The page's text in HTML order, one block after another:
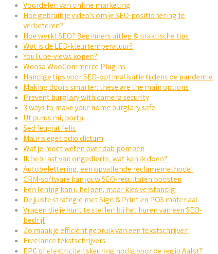
Voordelen van online marketing
Hoe gebruik je video’s om je SEO-positionering te
verbeteren?
Hoe werkt SEO? Beginners uitleg & praktische tips
Wat is de LED-kleurtemperatuur?
YouTube-views kopen?
Woosa WooCommerce Plugins
Handige tips voor SEO-optimalisatie tijdens de pandemie
Making doors smarter: these are the main options
Prevent burglary with camera security
3 ways to make your home burglary safe
Ut purus mi, porta
Sed feugiat felis
Mauris eget odio dictum
Wat je moet weten over dab pompen
Ik heb last van ongedierte, wat kan ik doen?
Autobelettering, een opvallende reclamemethode!
CRM-software kan jouw SEO-resultaten boosten
Een lening kan u helpen, maar kies verstandig
De juiste strategie met Sign & Print en POS materiaal
Vragen die je kunt te stellen bij het huren van een SEO-
bedrijf
Zo maak je efficiënt gebruik van een tekstschrijver!
Freelance tekstschrijvers
EPC of elektriciteitskeuring nodig voor de regio Aalst?